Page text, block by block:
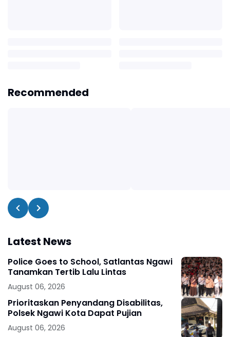
Recommended
Latest News
Police Goes to School, Satlantas Ngawi
Tanamkan Tertib Lalu Lintas
August 06, 2026
Prioritaskan Penyandang Disabilitas,
Polsek Ngawi Kota Dapat Pujian
August 06, 2026